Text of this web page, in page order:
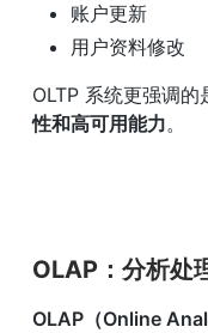
账户更新
用户资料修改
OLTP 系统更强调的
性和高可用能力。
OLAP：分析处
OLAP（Online